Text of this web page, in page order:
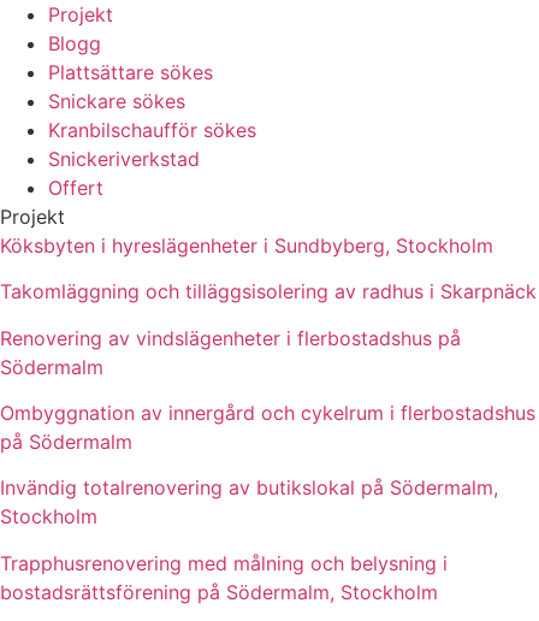
Projekt
Blogg
Plattsättare sökes
Snickare sökes
Kranbilschaufför sökes
Snickeriverkstad
Offert
Projekt
Köksbyten i hyreslägenheter i Sundbyberg, Stockholm
Takomläggning och tilläggsisolering av radhus i Skarpnäck
Renovering av vindslägenheter i flerbostadshus på
Södermalm
Ombyggnation av innergård och cykelrum i flerbostadshus
på Södermalm
Invändig totalrenovering av butikslokal på Södermalm,
Stockholm
Trapphusrenovering med målning och belysning i
bostadsrättsförening på Södermalm, Stockholm